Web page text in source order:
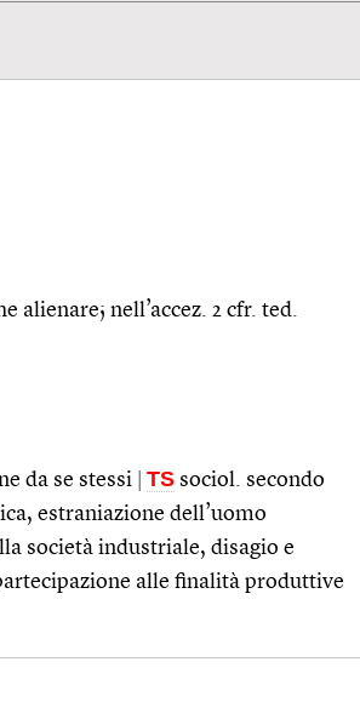
alienare; nell’accez. 2 cfr. ted.
da se stessi TS sociol. secondo
estraniazione dell’uomo
società industriale, disagio e
alle finalità produttive